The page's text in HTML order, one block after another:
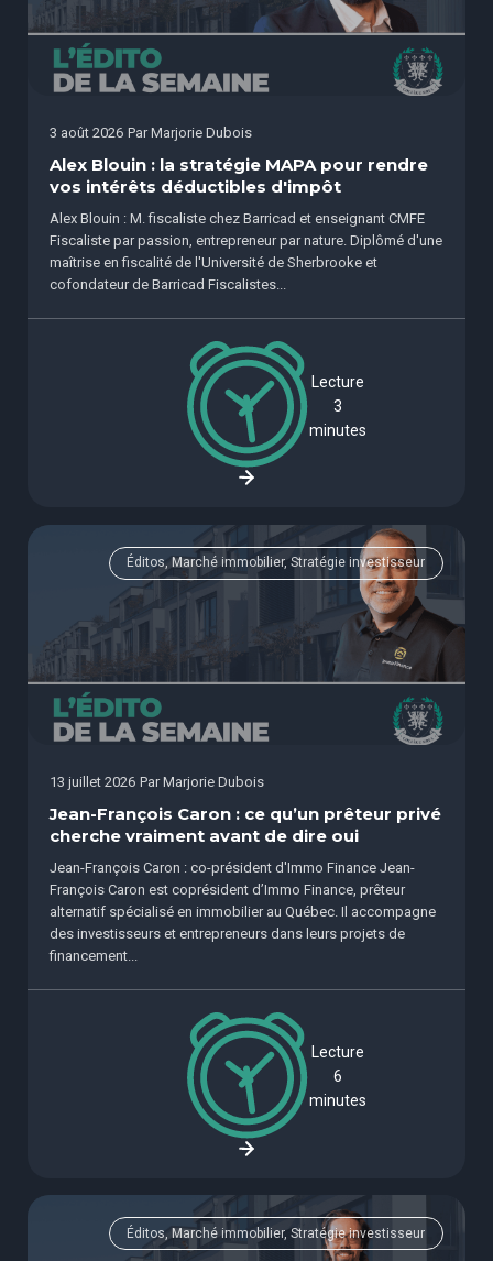
3 août 2026 Par Marjorie Dubois
Alex Blouin : la stratégie MAPA pour rendre
vos intérêts déductibles d'impôt
Alex Blouin : M. fiscaliste chez Barricad et enseignant CMFE
Fiscaliste par passion, entrepreneur par nature. Diplômé d'une
maîtrise en fiscalité de l'Université de Sherbrooke et
cofondateur de Barricad Fiscalistes...
Lecture
3
minutes
Éditos, Marché immobilier, Stratégie investisseur
13 juillet 2026 Par Marjorie Dubois
Jean-François Caron : ce qu’un prêteur privé
cherche vraiment avant de dire oui
Jean-François Caron : co-président d'Immo Finance Jean-
François Caron est coprésident d’Immo Finance, prêteur
alternatif spécialisé en immobilier au Québec. Il accompagne
des investisseurs et entrepreneurs dans leurs projets de
financement...
Lecture
6
minutes
Éditos, Marché immobilier, Stratégie investisseur